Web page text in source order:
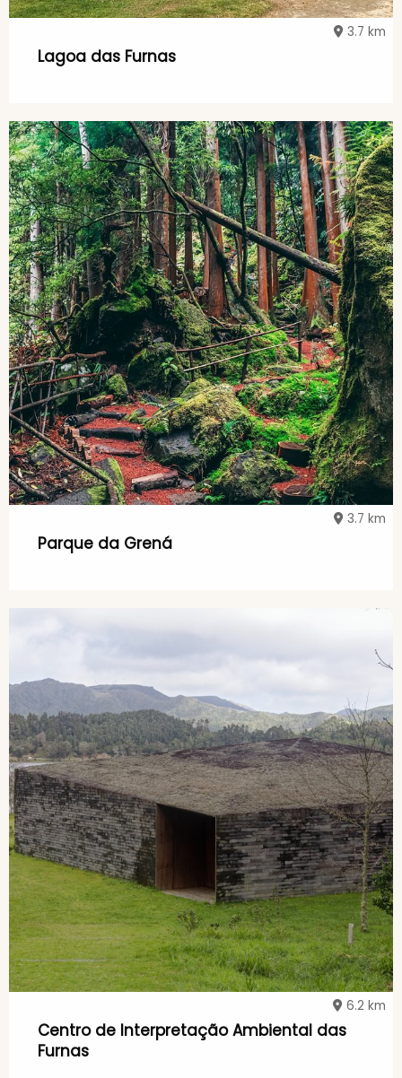
Lagoa das Furnas
3.7 km
Parque da Grená
3.7 km
Centro de Interpretação Ambiental das
Furnas
6.2 km